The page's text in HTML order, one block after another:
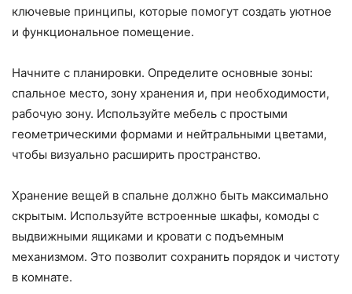
ключевые принципы, которые помогут создать уютное
и функциональное помещение.
Начните с планировки. Определите основные зоны:
спальное место, зону хранения и, при необходимости,
рабочую зону. Используйте мебель с простыми
геометрическими формами и нейтральными цветами,
чтобы визуально расширить пространство.
Хранение вещей в спальне должно быть максимально
скрытым. Используйте встроенные шкафы, комоды с
выдвижными ящиками и кровати с подъемным
механизмом. Это позволит сохранить порядок и чистоту
в комнате.